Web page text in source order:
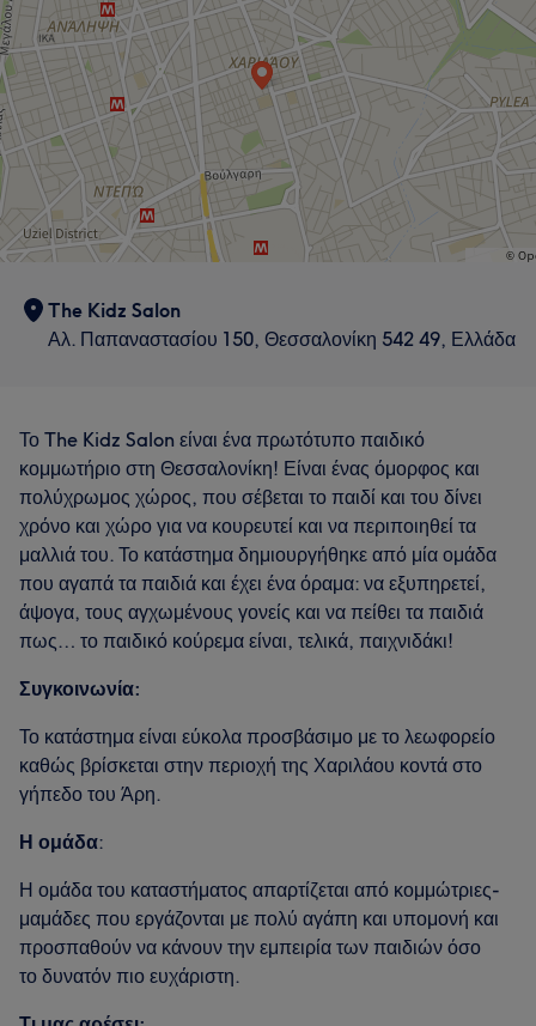
The Kidz Salon
Αλ. Παπαναστασίου 150, Θεσσαλονίκη 542 49, Ελλάδα
Το The Kidz Salon είναι ένα πρωτότυπο παιδικό
κομμωτήριο στη Θεσσαλονίκη! Είναι ένας όμορφος και
πολύχρωμος χώρος, που σέβεται το παιδί και του δίνει
χρόνο και χώρο για να κουρευτεί και να περιποιηθεί τα
μαλλιά του. Το κατάστημα δημιουργήθηκε από μία ομάδα
που αγαπά τα παιδιά και έχει ένα όραμα: να εξυπηρετεί,
άψογα, τους αγχωμένους γονείς και να πείθει τα παιδιά
πως… το παιδικό κούρεμα είναι, τελικά, παιχνιδάκι!
Συγκοινωνία:
Το κατάστημα είναι εύκολα προσβάσιμο με το λεωφορείο
καθώς βρίσκεται στην περιοχή της Χαριλάου κοντά στο
γήπεδο του Άρη.
Η ομάδα:
Η ομάδα του καταστήματος απαρτίζεται από κομμώτριες-
μαμάδες που εργάζονται με πολύ αγάπη και υπομονή και
προσπαθούν να κάνουν την εμπειρία των παιδιών όσο
το δυνατόν πιο ευχάριστη.